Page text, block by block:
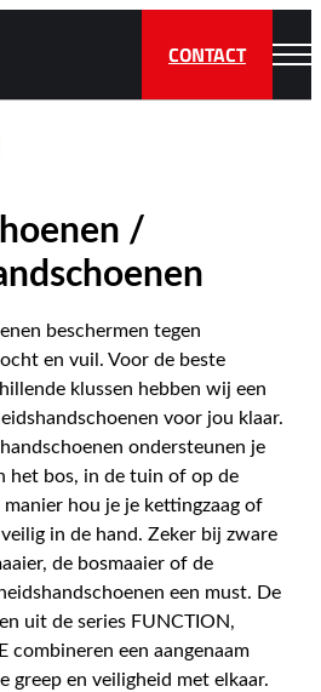
CONTACT
/
beschermen tegen
en vuil. Voor de beste
klussen hebben wij een
voor jou klaar.
ondersteunen je
het bos, in de tuin of op de
hou je je kettingzaag of
in de hand. Zeker bij zware
de bosmaaier of de
een must. De
uit de series FUNCTION,
combineren een aangenaam
greep en veiligheid met elkaar.